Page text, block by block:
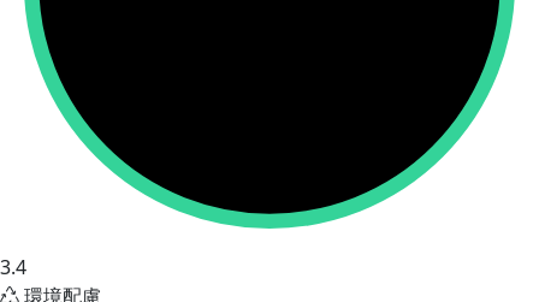
3.4
環境配慮